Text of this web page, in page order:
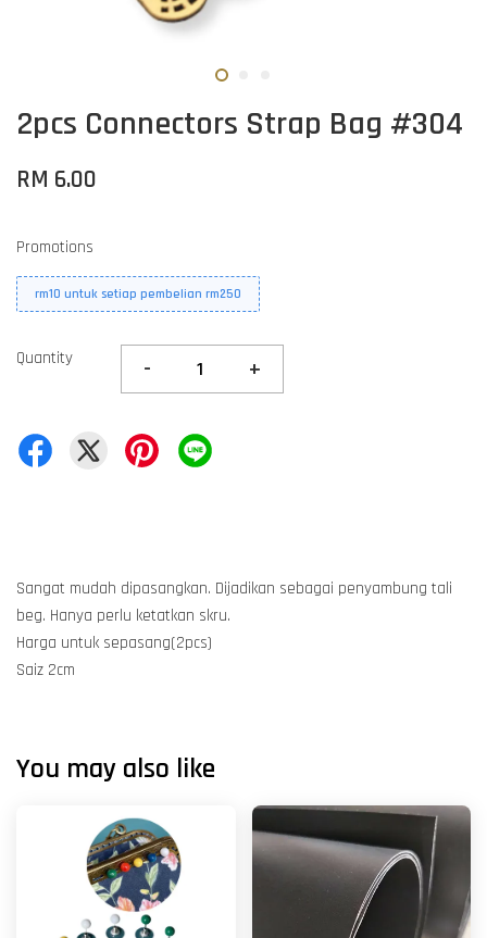
2pcs Connectors Strap Bag #304
RM 6.00
Promotions
rm10 untuk setiap pembelian rm250
Quantity - +
Sangat mudah dipasangkan. Dijadikan sebagai penyambung tali
beg. Hanya perlu ketatkan skru.
Harga untuk sepasang(2pcs)
Saiz 2cm
You may also like